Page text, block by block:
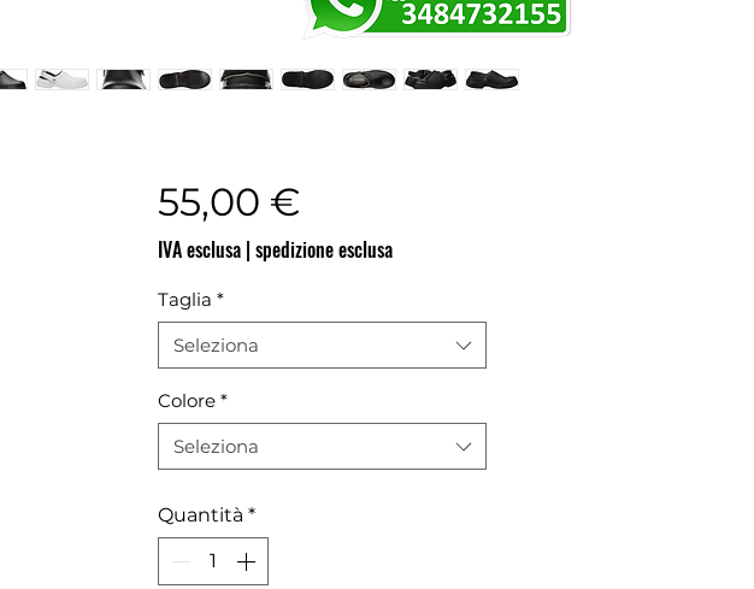
55,00 €
IVA esclusa| spedizione esclusa
Taglia *
Seleziona
Colore *
Seleziona
Quantità *